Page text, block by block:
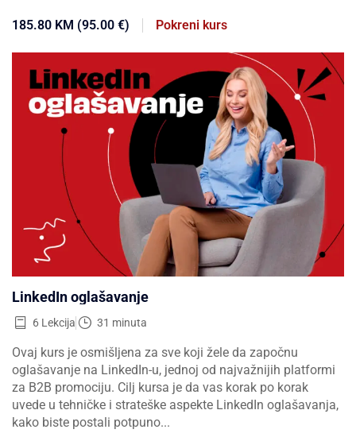
185.80 KM (95.00 €) Pokreni kurs
LinkedIn oglašavanje
6 Lekcija 31 minuta
Ovaj kurs je osmišljena za sve koji žele da započnu
oglašavanje na LinkedIn-u, jednoj od najvažnijih platformi
za B2B promociju. Cilj kursa je da vas korak po korak
uvede u tehničke i strateške aspekte LinkedIn oglašavanja,
kako biste postali potpuno...